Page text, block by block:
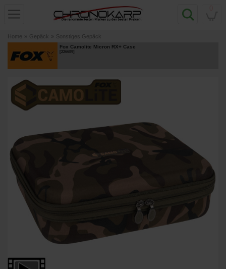
Home » Gepäck » Sonstiges Gepäck
Fox Camolite Micron RX+ Case
[226689]